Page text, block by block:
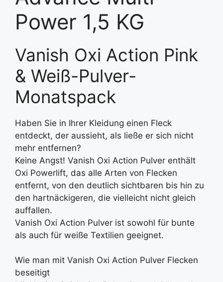
Power 1,5 KG
Vanish Oxi Action Pink
& Weiß-Pulver-
Monatspack
Haben Sie in Ihrer Kleidung einen Fleck
entdeckt, der aussieht, als ließe er sich nicht
mehr entfernen?
Keine Angst! Vanish Oxi Action Pulver enthält
Oxi Powerlift, das alle Arten von Flecken
entfernt, von den deutlich sichtbaren bis hin zu
den hartnäckigeren, die vielleicht nicht gleich
auffallen.
Vanish Oxi Action Pulver ist sowohl für bunte
als auch für weiße Textilien geeignet.
Wie man mit Vanish Oxi Action Pulver Flecken
beseitigt